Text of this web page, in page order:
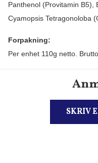
Panthenol (Provitamin B5),
Cyamopsis Tetragonoloba
Forpakning:
Per enhet 110g netto.
SKRIV